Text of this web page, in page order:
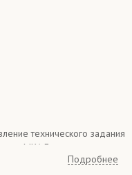
технического задания
МКАДа
технического задания
Подробнее